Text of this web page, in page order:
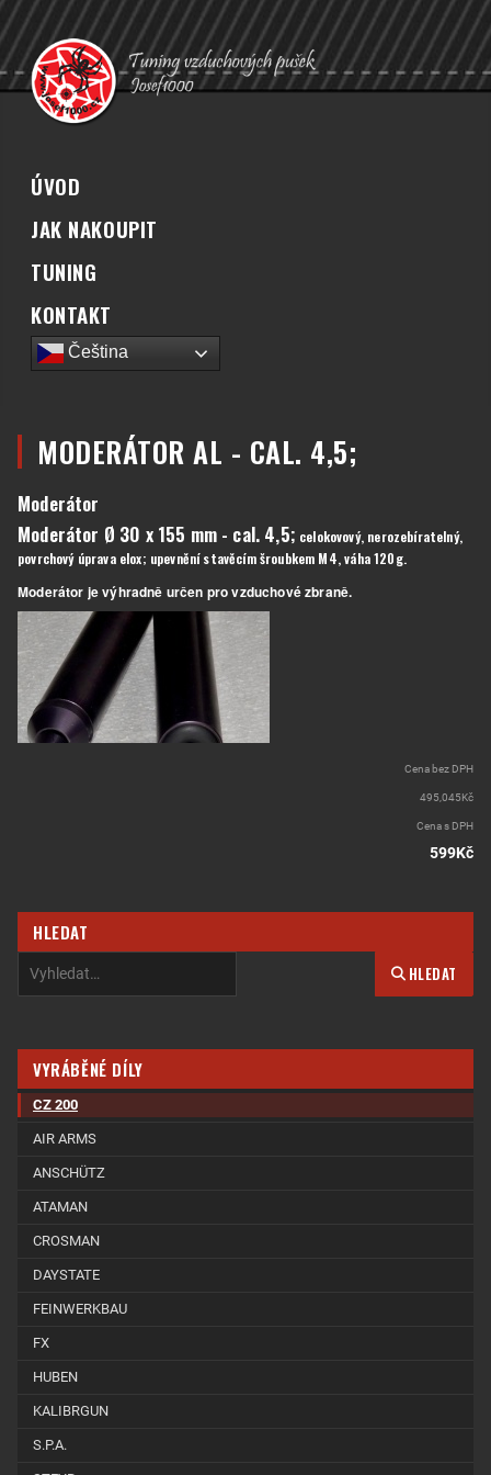
ÚVOD
JAK NAKOUPIT
TUNING
KONTAKT
Čeština‎
MODERÁTOR AL - CAL. 4,5;
Moderátor
Moderátor Ø 30 x 155 mm - cal. 4,5; celokovový, nerozebíratelný,
povrchový úprava elox; upevnění stavěcím šroubkem M4, váha 120g.
Moderátor je výhradně určen pro vzduchové zbraně.
Cena bez DPH
495,045Kč
Cena s DPH
599Kč
HLEDAT
HLEDAT
VYRÁBĚNÉ DÍLY
CZ 200
AIR ARMS
ANSCHÜTZ
ATAMAN
CROSMAN
DAYSTATE
FEINWERKBAU
FX
HUBEN
KALIBRGUN
S.P.A.